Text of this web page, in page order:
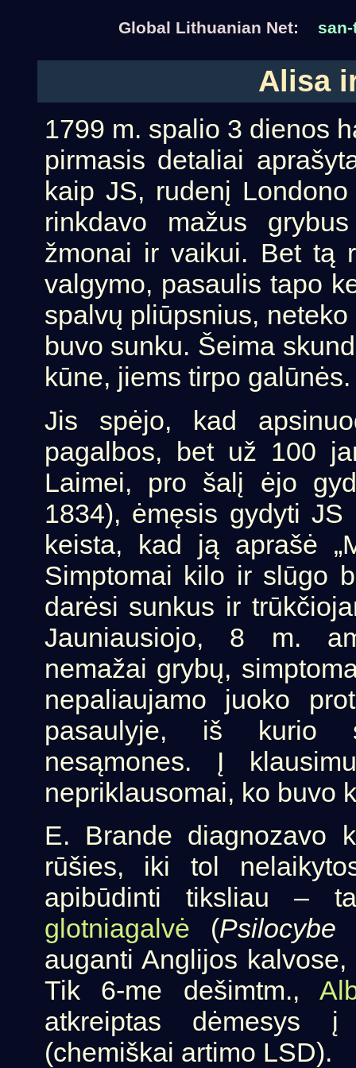
Global Lithuanian Net:
Alisa
1799 m. spalio 3 dienos
pirmasis detaliai
kaip JS, rudenį
rinkdavo mažus
žmonai ir vaikui. Bet tą
valgymo, pasaulis tapo
spalvų pliūpsnius,
buvo sunku. Šeima
kūne, jiems tirpo galūnės.
Jis spėjo, kad
pagalbos, bet už 100
Laimei, pro šalį ėjo
1834), ėmęsis gydyti
keista, kad ją aprašė
Simptomai kilo ir slūgo
darėsi sunkus ir
Jauniausiojo, 8 m.
nemažai grybų,
nepaliaujamo juoko
pasaulyje, iš kurio
nesąmones. Į
nepriklausomai, ko buvo
E. Brande diagnozavo
rūšies, iki tol
apibūdinti tiksliau –
glotniagalvė (Psilocybe
auganti Anglijos
Tik 6-me dešimtm.,
atkreiptas
(chemiškai artimo LSD).